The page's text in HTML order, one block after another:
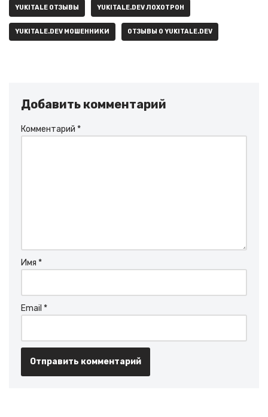
YUKITALE ОТЗЫВЫ YUKITALE.DEV ЛОХОТРОН
YUKITALE.DEV МОШЕННИКИ ОТЗЫВЫ О YUKITALE.DEV
Добавить комментарий
Комментарий *
Имя *
Email *